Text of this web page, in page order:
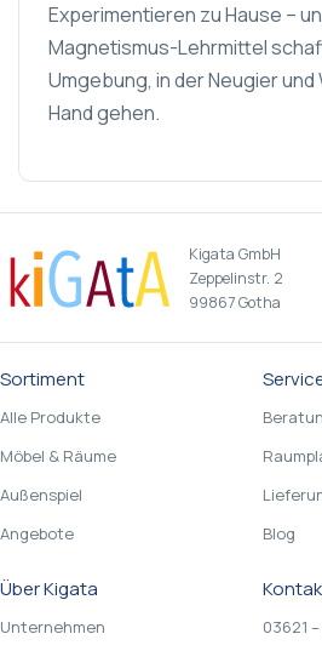
Experimentieren zu Hause –
Magnetismus-Lehrmittel
Umgebung, in der Neugier und
Hand gehen.
Kigata GmbH
Zeppelinstr. 2
99867 Gotha
Sortiment
Alle Produkte
Möbel & Räume
Außenspiel
Angebote
Blog
Über Kigata
Unternehmen 03621